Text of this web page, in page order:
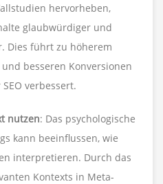
hervorheben,
glaubwürdiger und
Dies führt zu höherem
besseren Konversionen
verbessert.
nutzen: Das psychologische
kann beeinflussen, wie
interpretieren. Durch das
Kontexts in Meta-